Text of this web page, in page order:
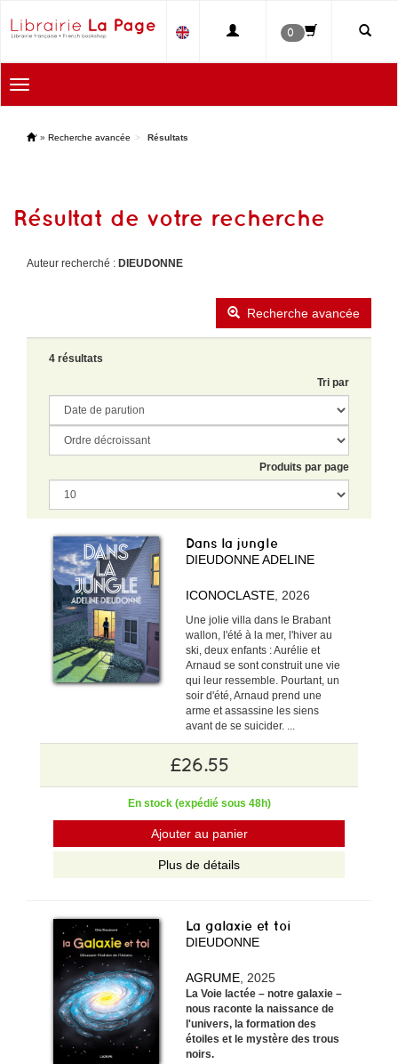
0
Toggle
navigation
' » Recherche avancée Résultats
Résultat de votre recherche
Auteur recherché : DIEUDONNE
Recherche avancée
4 résultats
Tri par
Produits par page
Dans la jungle
DIEUDONNE ADELINE
ICONOCLASTE , 2026
Une jolie villa dans le Brabant
wallon, l'été à la mer, l'hiver au
ski, deux enfants : Aurélie et
Arnaud se sont construit une vie
qui leur ressemble. Pourtant, un
soir d'été, Arnaud prend une
arme et assassine les siens
avant de se suicider. ...
£26.55
En stock (expédié sous 48h)
Ajouter au panier
Plus de détails
La galaxie et toi
DIEUDONNE
AGRUME , 2025
La Voie lactée – notre galaxie –
nous raconte la naissance de
l'univers, la formation des
étoiles et le mystère des trous
noirs.